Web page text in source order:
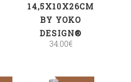
14,5X10X26CM
BY YOKO
DESIGN®
34.00€